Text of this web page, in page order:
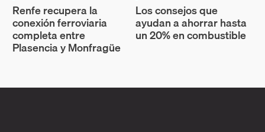
Renfe recupera la
conexión ferroviaria
completa entre
Plasencia y Monfragüe
Los consejos que
ayudan a ahorrar hasta
un 20% en combustible